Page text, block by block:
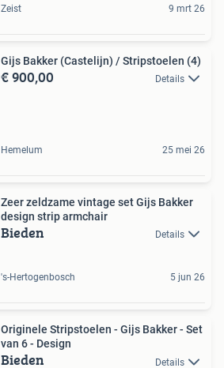
Zeist 9 mrt 26
Gijs Bakker (Castelijn) / Stripstoelen (4)
€ 900,00 Details
Hemelum 25 mei 26
Zeer zeldzame vintage set Gijs Bakker
design strip armchair
Bieden Details
's-Hertogenbosch 5 jun 26
Originele Stripstoelen - Gijs Bakker - Set
van 6 - Design
Bieden Details